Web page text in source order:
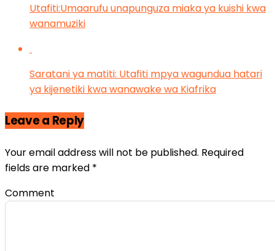
Utafiti:Umaarufu unapunguza miaka ya kuishi kwa
wanamuziki
Saratani ya matiti: Utafiti mpya wagundua hatari
ya kijenetiki kwa wanawake wa Kiafrika
Leave a Reply
Your email address will not be published. Required
fields are marked *
Comment